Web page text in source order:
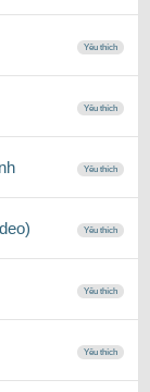
Yêu thích
Yêu thích
Yêu thích
Yêu thích
Yêu thích
Yêu thích